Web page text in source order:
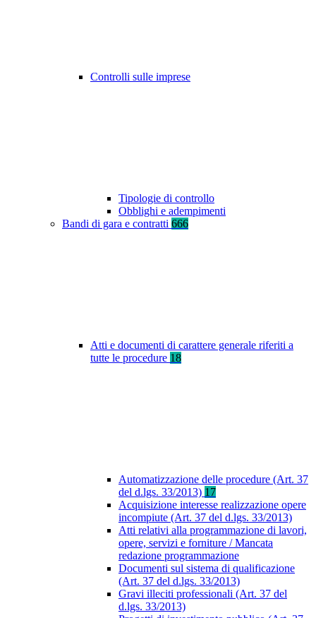
Controlli sulle imprese
Tipologie di controllo
Obblighi e adempimenti
Bandi di gara e contratti 666
Atti e documenti di carattere generale riferiti a
tutte le procedure 18
Automatizzazione delle procedure (Art. 37
del d.lgs. 33/2013) 17
Acquisizione interesse realizzazione opere
incompiute (Art. 37 del d.lgs. 33/2013)
Atti relativi alla programmazione di lavori,
opere, servizi e forniture / Mancata
redazione programmazione
Documenti sul sistema di qualificazione
(Art. 37 del d.lgs. 33/2013)
Gravi illeciti professionali (Art. 37 del
d.lgs. 33/2013)